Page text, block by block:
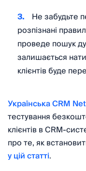
Не забудьте
розпізнані
проведе пошук
залишається
клієнтів буде
Українська CRM
тестування
клієнтів в CRM-
про те, як
у цій статті.